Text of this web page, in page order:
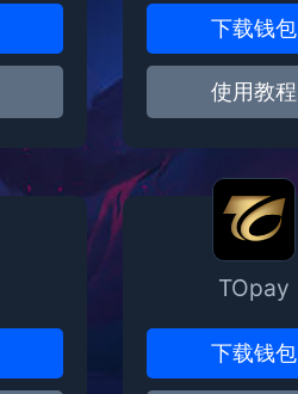
下载钱包
使用教程
TOpay
下载钱包